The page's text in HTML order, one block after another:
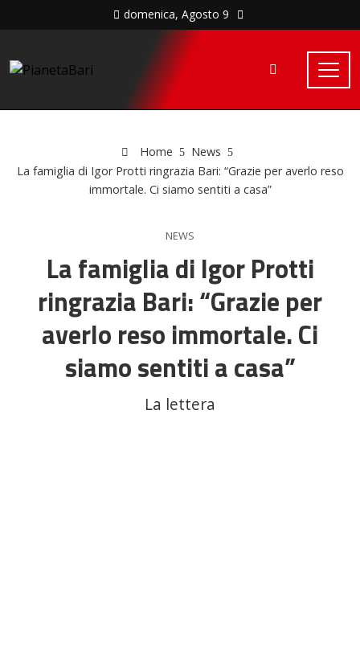
domenica, Agosto 9
Home
News
La famiglia di Igor Protti ringrazia Bari: “Grazie per averlo reso
immortale. Ci siamo sentiti a casa”
NEWS
La famiglia di Igor Protti
ringrazia Bari: “Grazie per
averlo reso immortale. Ci
siamo sentiti a casa”
La lettera